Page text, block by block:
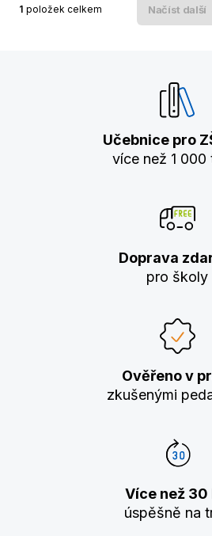
1 položek celkem Načíst další
Učebnice pro
více než 1 000
Doprava
pro školy
Ověřeno v
zkušenými
Více než 30
úspěšně na